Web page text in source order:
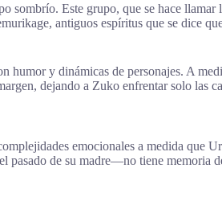
sombrío. Este grupo, que se hace
antiguos espíritus que se dice
y dinámicas de personajes. A
dejando a Zuko enfrentar solo las
emocionales a medida que
de su madre—no tiene memoria